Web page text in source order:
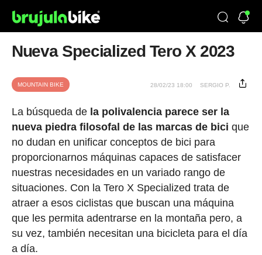
Nueva Specialized Tero X 2023
MOUNTAIN BIKE 28/02/23 18:00 SERGIO P.
La búsqueda de la polivalencia parece ser la
nueva piedra filosofal de las marcas de bici que
no dudan en unificar conceptos de bici para
proporcionarnos máquinas capaces de satisfacer
nuestras necesidades en un variado rango de
situaciones. Con la Tero X Specialized trata de
atraer a esos ciclistas que buscan una máquina
que les permita adentrarse en la montaña pero, a
su vez, también necesitan una bicicleta para el día
a día.